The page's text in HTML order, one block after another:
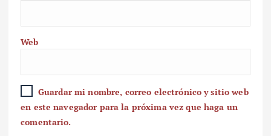
Web
Guardar mi nombre, correo electrónico y sitio web
en este navegador para la próxima vez que haga un
comentario.